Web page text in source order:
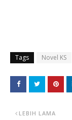
Tags Novel KS
LEBIH LAMA